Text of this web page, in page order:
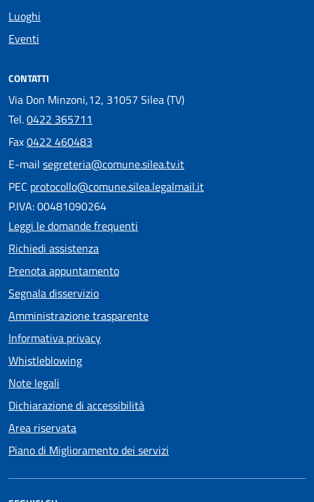
Luoghi
Eventi
CONTATTI
Via Don Minzoni,12, 31057 Silea (TV)
Tel.0422 365711
Fax0422 460483
E-mail segreteria@comune.silea.tv.it
PEC protocollo@comune.silea.legalmail.it
P.IVA: 00481090264
Leggi le domande frequenti
Richiedi assistenza
Prenota appuntamento
Segnala disservizio
Amministrazione trasparente
Informativa privacy
Whistleblowing
Note legali
Dichiarazione di accessibilità
Area riservata
Piano di Miglioramento dei servizi